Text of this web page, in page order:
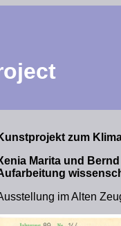
zum
Marita und
im Alten